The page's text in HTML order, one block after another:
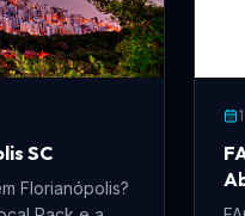
SC
Florianópolis?